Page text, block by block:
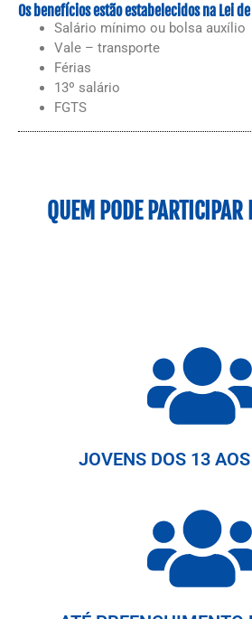
Os benefícios estão estabelecidos na Lei
Salário mínimo ou bolsa auxílio
Vale – transporte
Férias
13º salário
FGTS
QUEM PODE PARTICIPAR
JOVENS DOS 13